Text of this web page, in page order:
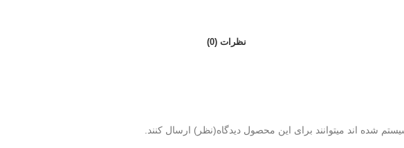
نظرات (0)
شده اند میتوانند برای این محصول دیدگاه(نظر) ارسال کنند.